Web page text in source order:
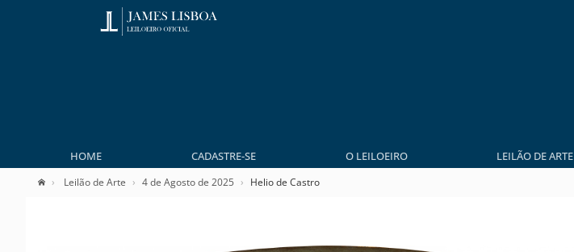
HOME CADASTRE-SE O LEILOEIRO LEILÃO DE ARTE
Leilão de Arte 4 de Agosto de 2025 Helio de Castro